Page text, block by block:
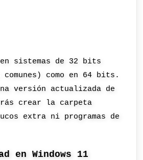
sistemas de 32 bits
comunes) como en 64 bits.
versión actualizada de
crear la carpeta
extra ni programas de
en Windows 11